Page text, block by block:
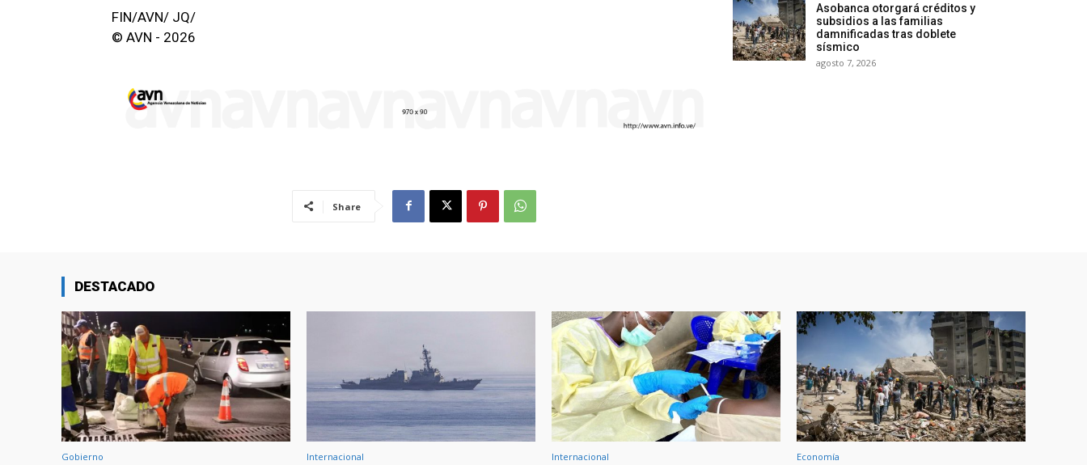
FIN/AVN/ JQ/
© AVN - 2026
Share
Asobanca otorgará créditos y
subsidios a las familias
damnificadas tras doblete
sísmico
agosto 7, 2026
DESTACADO
Gobierno Internacional Internacional Economía